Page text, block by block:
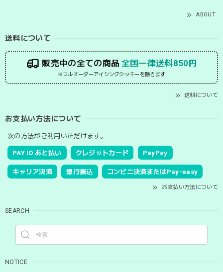
ABOUT
送料について
販売中の全ての商品 全国一律送料850円
※フルオーダーアイシングクッキーを除きます
送料について
お支払い方法について
次の方法がご利用いただけます。
PAY ID あと払い クレジットカード PayPay
キャリア決済 銀行振込 コンビニ決済またはPay-easy
お支払い方法について
SEARCH
NOTICE